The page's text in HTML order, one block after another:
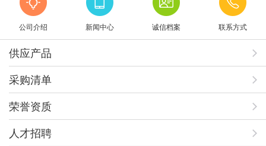
公司介绍 新闻中心 诚信档案 联系方式
供应产品
采购清单
荣誉资质
人才招聘